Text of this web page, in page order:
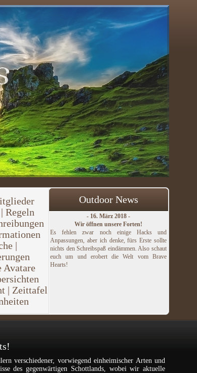
Regeln
|
Avatare
| Zeittafel
Outdoor News
- 16. März 2018 -
Wir öffnen unsere Forten!
Es fehlen zwar noch einige Hacks und
Anpassungen, aber ich denke, fürs Erste sollte
nichts den Schreibspaß eindämmen. Also schaut
euch um und erobert die Welt vom Brave
Hearts!
verschiedener, vorwiegend einheimischer Arten und
des gegenwärtigen Schottlands, wobei wir aktuelle